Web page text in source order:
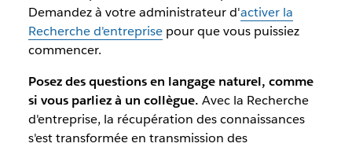
Demandez à votre administrateur d'activer la
Recherche d'entreprisepour que vous puissiez
commencer.
Posez des questions en langage naturel, comme
si vous parliez à un collègue. Avec la Recherche
d'entreprise, la récupération des connaissances
s'est transformée en transmission des